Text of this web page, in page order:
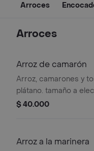
Arroces
Arroces
Arroz de camarón
Arroz, camarones y
plátano. tamaño a
$ 40.000
Arroz a la marinera